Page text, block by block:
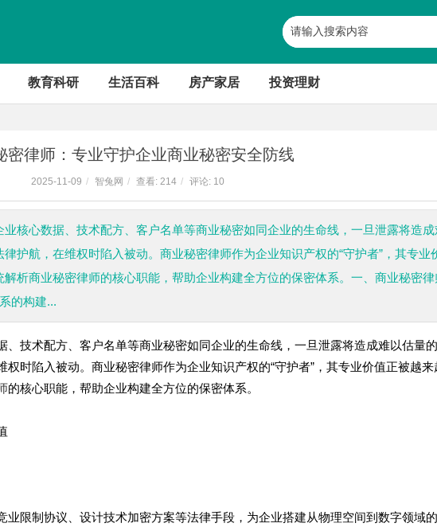
教育科研 生活百科 房产家居 投资理财
密律师：专业守护企业商业秘密安全防线
2025-11-09 / 智兔网 / 查看: 214 / 评论: 10
核心数据、技术配方、客户名单等商业秘密如同企业的生命线，一旦泄露将造成
护航，在维权时陷入被动。商业秘密律师作为企业知识产权的“守护者”，其专业
析商业秘密律师的核心职能，帮助企业构建全方位的保密体系。一、商业秘密律
的构建...
、技术配方、客户名单等商业秘密如同企业的生命线，一旦泄露将造成难以估量
时陷入被动。商业秘密律师作为企业知识产权的“守护者”，其专业价值正被越来
的核心职能，帮助企业构建全方位的保密体系。
业限制协议、设计技术加密方案等法律手段，为企业搭建从物理空间到数字领域